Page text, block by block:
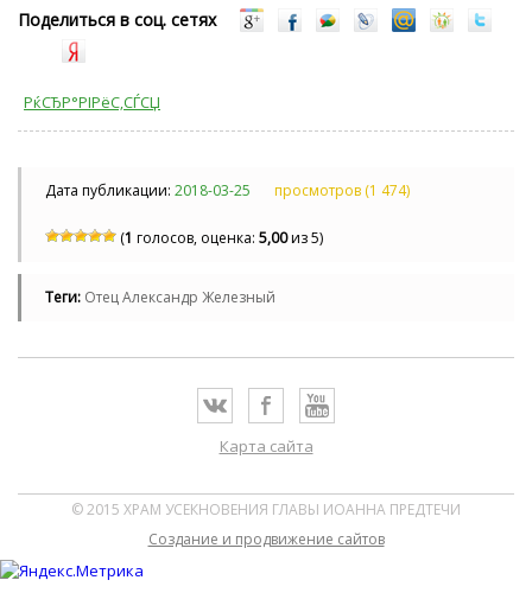
Поделиться в соц. сетях
РќСЂР°РІРёС‚СЃСЏ
Дата публикации: 2018-03-25 просмотров (1 474)
(1 голосов, оценка: 5,00из 5)
Теги: Отец Александр Железный
Карта сайта
© 2015 ХРАМ УСЕКНОВЕНИЯ ГЛАВЫ ИОАННА ПРЕДТЕЧИ
Cоздание и продвижение сайтов